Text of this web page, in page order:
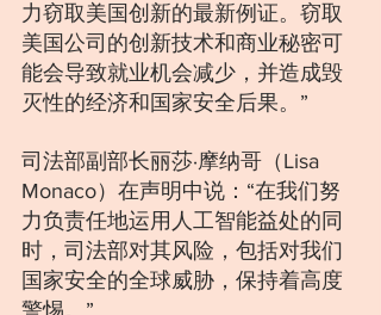
力窃取美国创新的最新例证。窃取
美国公司的创新技术和商业秘密可
能会导致就业机会减少，并造成毁
灭性的经济和国家安全后果。”
司法部副部长丽莎·摩纳哥（Lisa
Monaco）在声明中说：“在我们努
力负责任地运用人工智能益处的同
时，司法部对其风险，包括对我们
国家安全的全球威胁，保持着高度